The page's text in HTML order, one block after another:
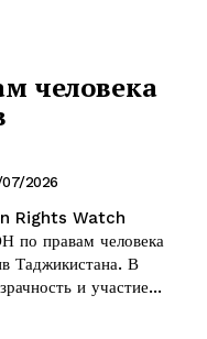
человека
2026
Rights Watch
по правам человека
Таджикистана. В
и участие...